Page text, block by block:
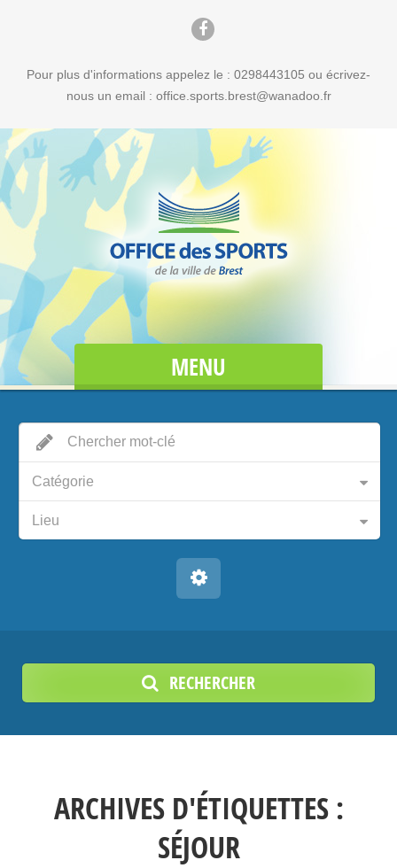
Pour plus d'informations appelez le : 0298443105 ou écrivez-
nous un email : office.sports.brest@wanadoo.fr
MENU
Catégorie
Lieu
RECHERCHER
ARCHIVES D'ÉTIQUETTES :
SÉJOUR